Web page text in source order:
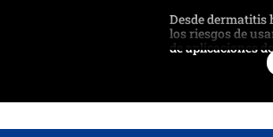
Desde dermatitis
los riesgos de
de aplicaciones